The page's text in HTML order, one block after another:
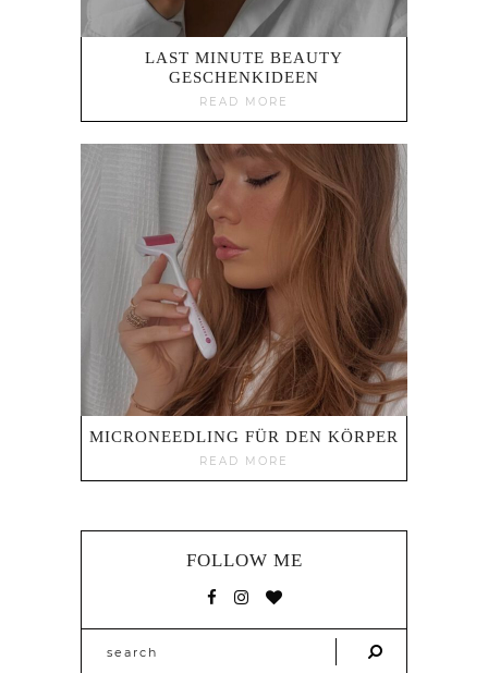
LAST MINUTE BEAUTY
GESCHENKIDEEN
READ MORE
MICRONEEDLING FÜR DEN KÖRPER
READ MORE
FOLLOW ME